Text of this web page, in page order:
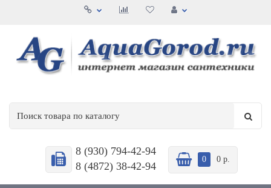
8 (930) 794-42-94
8 (4872) 38-42-94
0 0 р.